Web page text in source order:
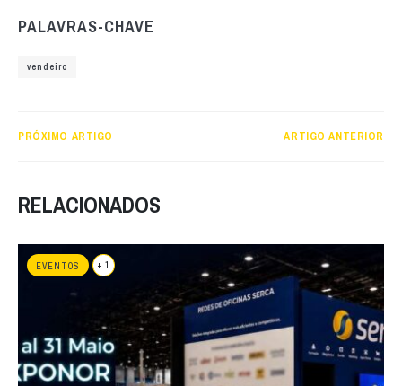
PALAVRAS-CHAVE
vendeiro
PRÓXIMO ARTIGO ARTIGO ANTERIOR
RELACIONADOS
EVENTOS + 1